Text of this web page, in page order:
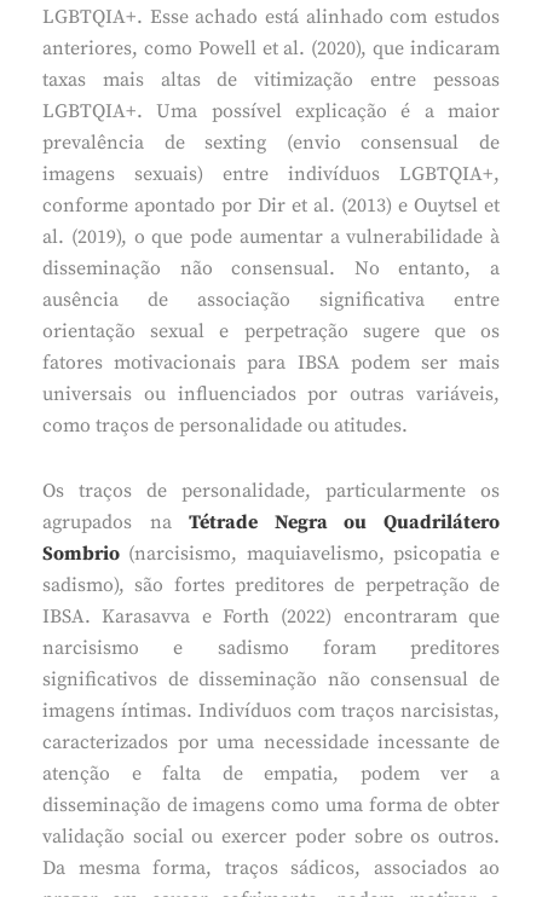
LGBTQIA+. Esse achado está alinhado com estudos
anteriores, como Powell et al. (2020), que indicaram
taxas mais altas de vitimização entre pessoas
LGBTQIA+. Uma possível explicação é a maior
prevalência de sexting (envio consensual de
imagens sexuais) entre indivíduos LGBTQIA+,
conforme apontado por Dir et al. (2013) e Ouytsel et
al. (2019), o que pode aumentar a vulnerabilidade à
disseminação não consensual. No entanto, a
ausência de associação significativa entre
orientação sexual e perpetração sugere que os
fatores motivacionais para IBSA podem ser mais
universais ou influenciados por outras variáveis,
como traços de personalidade ou atitudes.
Os traços de personalidade, particularmente os
agrupados naTétrade Negra ou Quadrilátero
Sombrio (narcisismo, maquiavelismo, psicopatia e
sadismo), são fortes preditores de perpetração de
IBSA. Karasavva e Forth (2022) encontraram que
narcisismo e sadismo foram preditores
significativos de disseminação não consensual de
imagens íntimas. Indivíduos com traços narcisistas,
caracterizados por uma necessidade incessante de
atenção e falta de empatia, podem ver a
disseminação de imagens como uma forma de obter
validação social ou exercer poder sobre os outros.
Da mesma forma, traços sádicos, associados ao